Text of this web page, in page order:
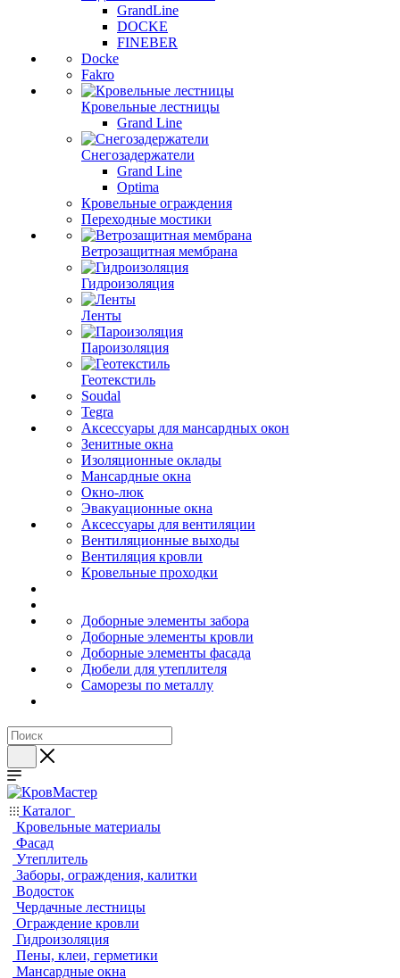
GrandLine
DOCKE
FINEBER
Docke
Fakro
Кровельные лестницы
Grand Line
Снегозадержатели
Grand Line
Optima
Кровельные ограждения
Переходные мостики
Ветрозащитная мембрана
Гидроизоляция
Ленты
Пароизоляция
Геотекстиль
Soudal
Tegra
Аксессуары для мансардных окон
Зенитные окна
Изоляционные оклады
Мансардные окна
Окно-люк
Эвакуационные окна
Аксессуары для вентиляции
Вентиляционные выходы
Вентиляция кровли
Кровельные проходки
Доборные элементы забора
Доборные элементы кровли
Доборные элементы фасада
Дюбели для утеплителя
Саморезы по металлу
Каталог
Кровельные материалы
Фасад
Утеплитель
Заборы, ограждения, калитки
Водосток
Чердачные лестницы
Ограждение кровли
Гидроизоляция
Пены, клеи, герметики
Мансардные окна